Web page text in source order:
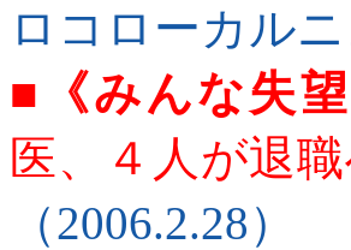
ロコローカル
■
《みんな失
医、４人が退
（2006.2.28）